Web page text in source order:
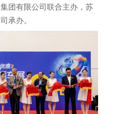
团有限公司联合主办，苏
承办。